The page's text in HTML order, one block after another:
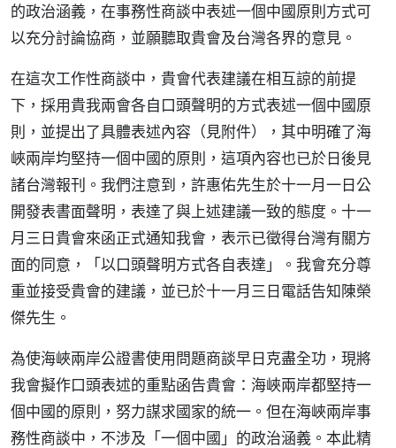
的政治涵義，在事務性商談中表述一個中國原則方式可
以充分討論協商，並願聽取貴會及台灣各界的意見。
在這次工作性商談中，貴會代表建議在相互諒的前提
下，採用貴我兩會各自口頭聲明的方式表述一個中國原
則，並提出了具體表述內容（見附件），其中明確了海
峽兩岸均堅持一個中國的原則，這項內容也已於日後見
諸台灣報刊。我們注意到，許惠佑先生於十一月一日公
開發表書面聲明，表達了與上述建議一致的態度。十一
月三日貴會來函正式通知我會，表示已徵得台灣有關方
面的同意，「以口頭聲明方式各自表達」。我會充分尊
重並接受貴會的建議，並已於十一月三日電話告知陳榮
傑先生。
為使海峽兩岸公證書使用問題商談早日克盡全功，現將
我會擬作口頭表述的重點函告貴會：海峽兩岸都堅持一
個中國的原則，努力謀求國家的統一。但在海峽兩岸事
務性商談中，不涉及「一個中國」的政治涵義。本此精